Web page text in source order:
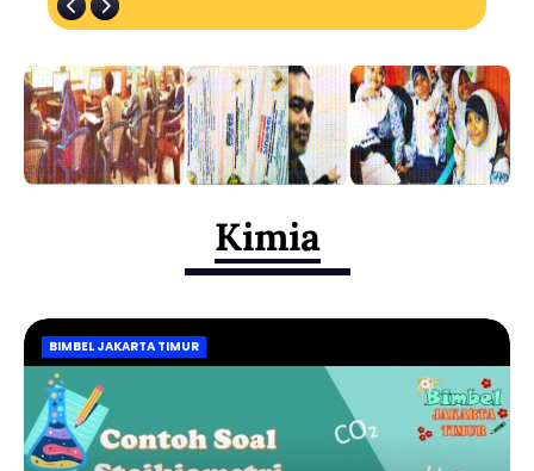
Kimia
BIMBEL JAKARTA TIMUR